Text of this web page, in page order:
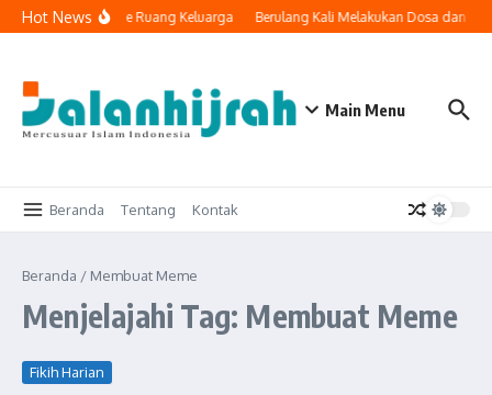
Lewati ke konten
Hot News
Teknologi Masuk ke Ruang Keluarga Berulang Kali Melakukan Dosa dan
Main Menu
Beranda Tentang Kontak
Beranda / Membuat Meme
Menjelajahi Tag: Membuat Meme
Fikih Harian